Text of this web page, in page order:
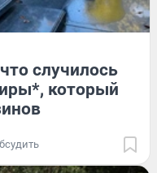
случилось
который